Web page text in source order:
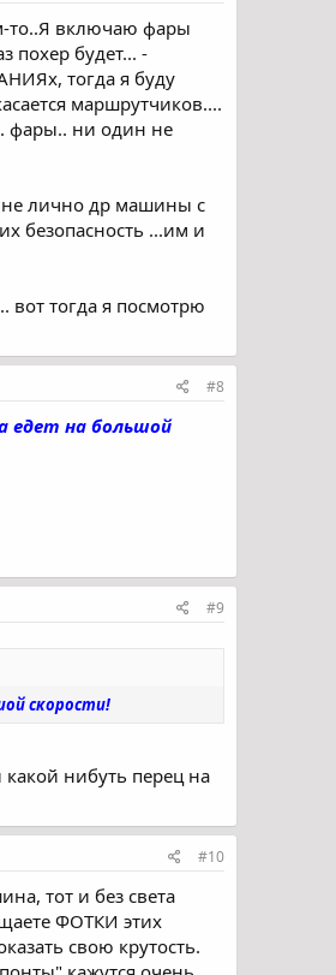
то..Я включаю фары
похер будет... -
тогда я буду
маршрутчиков....
фары.. ни один не
лично др машины с
безопасность ...им и
вот тогда я посмотрю
#8
едет на большой
#9
скорости!
нибуть перец на
#10
тот и без света
ФОТКИ этих
свою крутость.